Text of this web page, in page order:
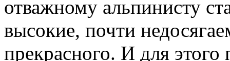
отважному альпинисту
высокие, почти
прекрасного. И для